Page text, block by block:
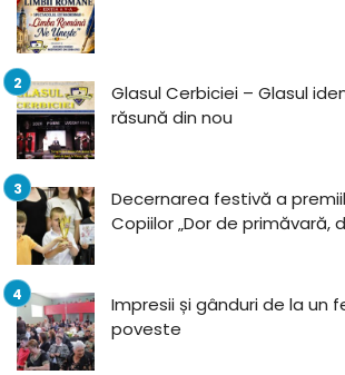
Glasul Cerbiciei – Glasul
răsună din nou
Decernarea festivă a
Copiilor „Dor de primăvară,
Impresii și gânduri de la un
poveste